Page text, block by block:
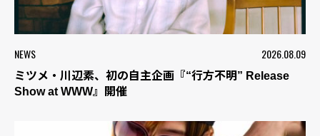
NEWS 2026.08.09
ミツメ・川辺素、初の自主企画『“行方不明” Release
Show at WWW』開催